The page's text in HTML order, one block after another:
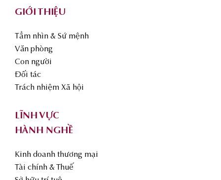
GIỚI THIỆU
Tầm nhìn & Sứ mệnh
Văn phòng
Con người
Đối tác
Trách nhiệm Xã hội
LĨNH VỰC
HÀNH NGHỀ
Kinh doanh thương mại
Tài chính & Thuế